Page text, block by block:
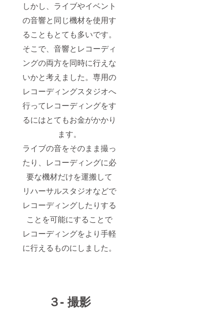
しかし、ライブやイベント
の音響と同じ機材を使用す
ることもとても多いです。
そこで、音響とレコーディ
ングの両方を同時に行えな
いかと考えました。専用の
レコーディングスタジオへ
行ってレコーディングをす
るにはとてもお金がかかり
ます。
ライブの音をそのまま撮っ
たり、レコーディングに必
要な機材だけを運搬して
リハーサルスタジオなどで
レコーディングしたりする
ことを可能にすることで
レコーディングをより手軽
に行えるものにしました。
３- 撮影